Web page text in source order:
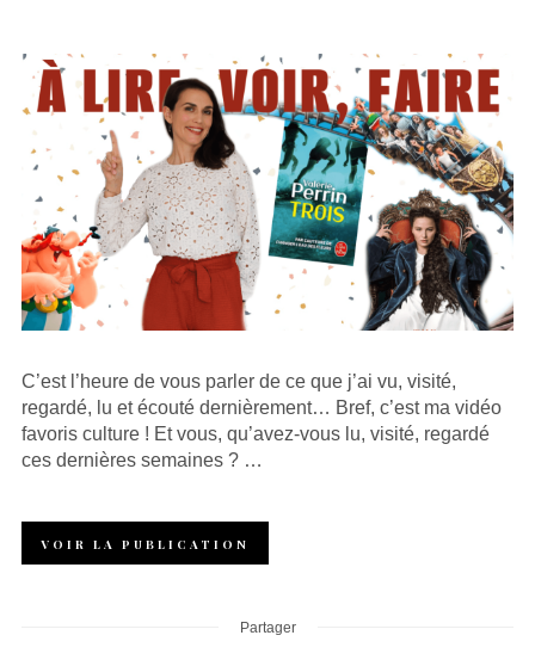
C’est l’heure de vous parler de ce que j’ai vu, visité,
regardé, lu et écouté dernièrement… Bref, c’est ma vidéo
favoris culture ! Et vous, qu’avez-vous lu, visité, regardé
ces dernières semaines ? …
VOIR LA PUBLICATION
Partager